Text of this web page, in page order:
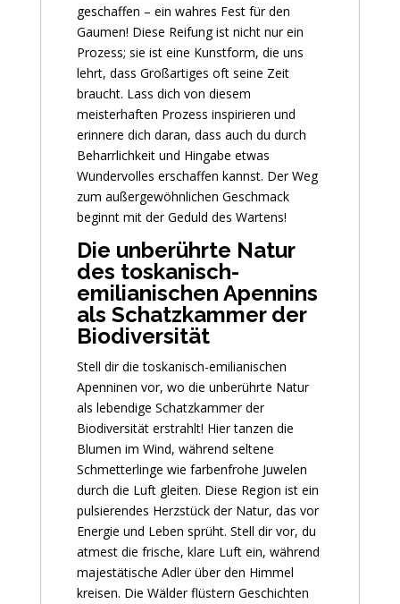
geschaffen – ein wahres Fest für den
Gaumen! Diese Reifung ist nicht nur ein
Prozess; sie ist eine Kunstform, die uns
lehrt, dass Großartiges oft seine Zeit
braucht. Lass dich von diesem
meisterhaften Prozess inspirieren und
erinnere dich daran, dass auch du durch
Beharrlichkeit und Hingabe etwas
Wundervolles erschaffen kannst. Der Weg
zum außergewöhnlichen Geschmack
beginnt mit der Geduld des Wartens!
Die unberührte Natur
des toskanisch-
emilianischen Apennins
als Schatzkammer der
Biodiversität
Stell dir die toskanisch-emilianischen
Apenninen vor, wo die unberührte Natur
als lebendige Schatzkammer der
Biodiversität erstrahlt! Hier tanzen die
Blumen im Wind, während seltene
Schmetterlinge wie farbenfrohe Juwelen
durch die Luft gleiten. Diese Region ist ein
pulsierendes Herzstück der Natur, das vor
Energie und Leben sprüht. Stell dir vor, du
atmest die frische, klare Luft ein, während
majestätische Adler über den Himmel
kreisen. Die Wälder flüstern Geschichten